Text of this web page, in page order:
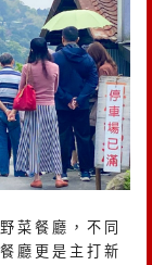
菜餐廳，不同
廳更是主打新